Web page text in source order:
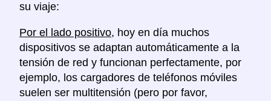
su viaje:
Por el lado positivo, hoy en día muchos
dispositivos se adaptan automáticamente a la
tensión de red y funcionan perfectamente, por
ejemplo, los cargadores de teléfonos móviles
suelen ser multitensión (pero por favor,